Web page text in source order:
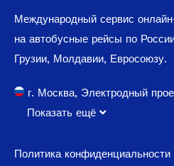
Международный сервис
на автобусные рейсы по
Грузии, Молдавии, Евросоюзу.
г. Москва, Электродный
Показать ещё
Политика конфиденциальности